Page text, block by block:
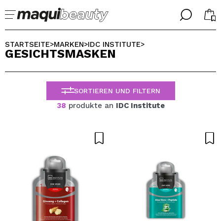
╳
Ich bin bereits #maquilover, ich habe ein Konto
Ich habe hier kein Konto
╳
WÄHLE DEINE SPRACHE
ALEMAN
ESPAÑOL
ENGLISH
FRANCES
STARTSEITE>MARKEN>IDC INSTITUTE>
GESICHTSMASKEN
SORTIEREN UND FILTERN
38 produkte an IDC Institute